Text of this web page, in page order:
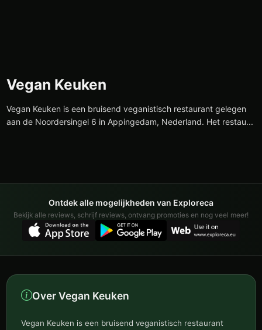
Vegan Keuken
Vegan Keuken is een bruisend veganistisch restaurant gelegen
aan de Noordersingel 6 in Appingedam, Nederland. Het restau...
Ontdek alle mogelijkheden van Exploreca
Bekijk alle reviews, schrijf reviews, ontvang promoties en nog veel meer!
Over Vegan Keuken
Vegan Keuken is een bruisend veganistisch restaurant